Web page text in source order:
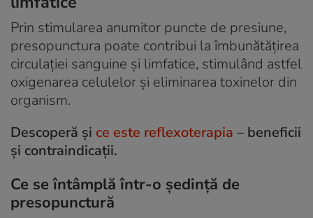
Prin stimularea anumitor puncte de presiune,
presopunctura poate contribui la îmbunătățirea
circulației sanguine și limfatice, stimulând astfel
oxigenarea celulelor și eliminarea toxinelor din
organism.
Descoperă și ce este reflexoterapia – beneficii
și contraindicații.
Ce se întâmplă într-o ședință de
presopunctură